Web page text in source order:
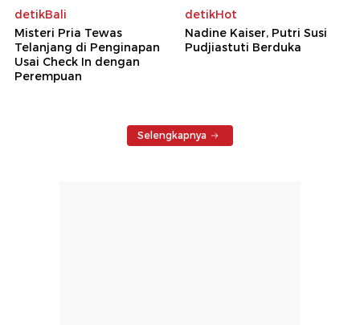
detikBali
Misteri Pria Tewas
Telanjang di Penginapan
Usai Check In dengan
Perempuan
detikHot
Nadine Kaiser, Putri Susi
Pudjiastuti Berduka
Selengkapnya